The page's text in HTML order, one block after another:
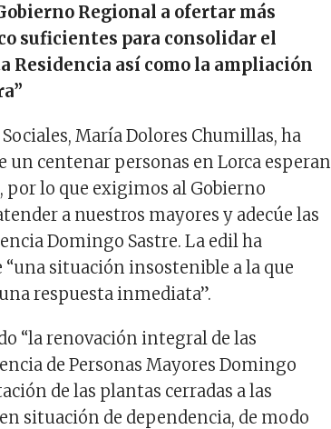
Regional a ofertar más
suficientes para consolidar el
Residencia así como la ampliación
María Dolores Chumillas, ha
un centenar personas en Lorca esperan
por lo que exigimos al Gobierno
a nuestros mayores y adecúe las
Domingo Sastre. La edil ha
“una situación insostenible a la que
respuesta inmediata”.
“la renovación integral de las
de Personas Mayores Domingo
de las plantas cerradas a las
situación de dependencia, de modo